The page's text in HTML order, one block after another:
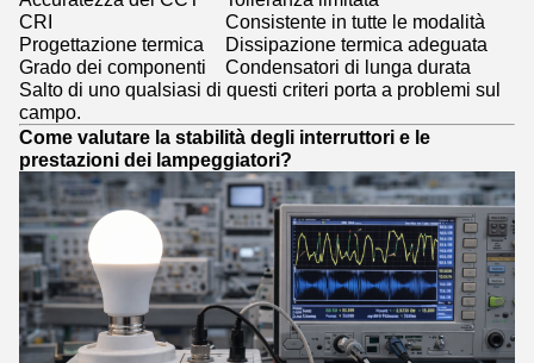
CRI
Consistente in tutte le modalità
Progettazione termica
Dissipazione termica adeguata
Grado dei componenti
Condensatori di lunga durata
Salto di uno qualsiasi di questi criteri porta a problemi sul
campo.
Come valutare la stabilità degli interruttori e le
prestazioni dei lampeggiatori?